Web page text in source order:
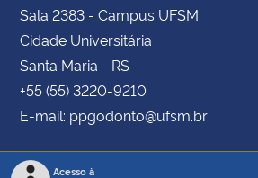
Sala 2383 - Campus UFSM
Cidade Universitária
Santa Maria - RS
+55 (55) 3220-9210
E-mail: ppgodonto@ufsm.br
Acesso à